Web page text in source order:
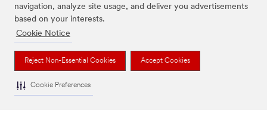
navigation, analyze site usage, and deliver you advertisements
based on your interests.
Cookie Notice
Reject Non-Essential Cookies Accept Cookies
Cookie Preferences
Les marques mentionnées ci-dessus sont des marques de commerce de 3M,